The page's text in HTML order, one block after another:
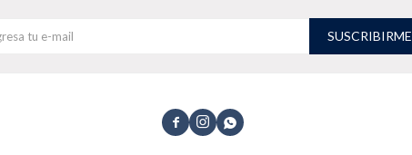
  
SUSCRIBIRME